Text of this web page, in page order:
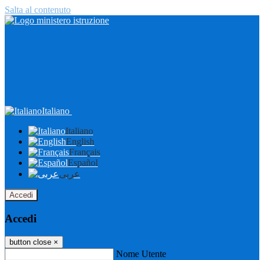
Salta al contenuto
Italiano
Italiano
English
Français
Español
عربى
Accedi
Accedi
button close ×
Nome Utente